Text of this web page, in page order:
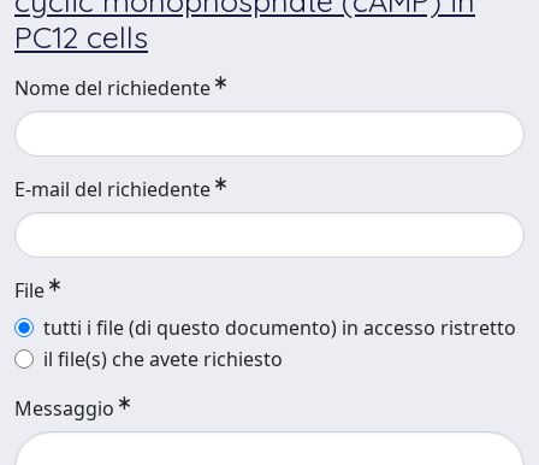
PC12 cells
Nome del richiedente
E-mail del richiedente
File
tutti i file (di questo documento) in accesso ristretto
il file(s) che avete richiesto
Messaggio